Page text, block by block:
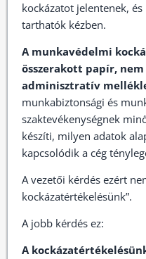
kockázatot jelentenek,
tarthatók kézben.
A munkavédelmi
összerakott papír,
adminisztratív
munkabiztonsági és
szaktevékenységnek
készíti, milyen adatok
kapcsolódik a cég
A vezetői kérdés ezért
kockázatértékelésünk”.
A jobb kérdés ez:
A